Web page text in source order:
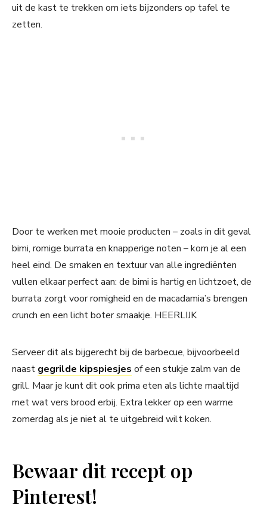
uit de kast te trekken om iets bijzonders op tafel te
zetten.
Door te werken met mooie producten – zoals in dit geval
bimi, romige burrata en knapperige noten – kom je al een
heel eind. De smaken en textuur van alle ingrediënten
vullen elkaar perfect aan: de bimi is hartig en lichtzoet, de
burrata zorgt voor romigheid en de macadamia’s brengen
crunch en een licht boter smaakje. HEERLIJK
Serveer dit als bijgerecht bij de barbecue, bijvoorbeeld
naast gegrilde kipspiesjes of een stukje zalm van de
grill. Maar je kunt dit ook prima eten als lichte maaltijd
met wat vers brood erbij. Extra lekker op een warme
zomerdag als je niet al te uitgebreid wilt koken.
Bewaar dit recept op
Pinterest!